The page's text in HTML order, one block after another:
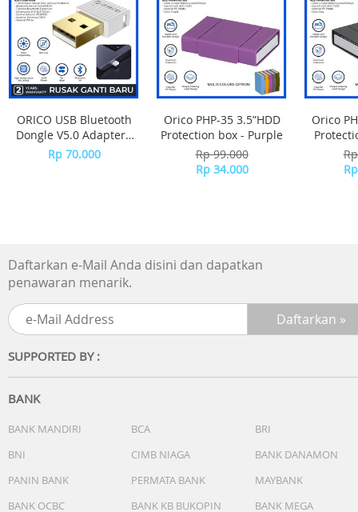
ORICO USB Bluetooth
Dongle V5.0 Adapter -
BTA-508 - WHITE
Rp 70.000
Orico PHP-35 3.5”HDD
Protection box - Purple
Rp 99.000
Rp 34.000
Orico
Daftarkan e-Mail Anda disini dan dapatkan
penawaran menarik.
SUPPORTED BY :
BANK
BANK MANDIRI BCA
BRI
BNI
CIMB NIAGA
BANK DANAMON
PANIN BANK
PERMATA BANK
MAYBANK
BANK OCBC
BANK KB BUKOPIN
BANK MEGA